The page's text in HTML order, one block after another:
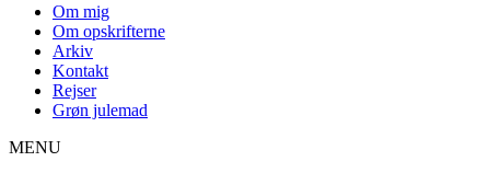
Om mig
Om opskrifterne
Arkiv
Kontakt
Rejser
Grøn julemad
MENU